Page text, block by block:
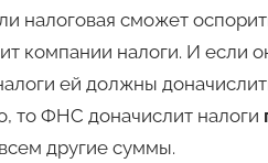
налоговая сможет
компании налоги. И если
ей должны
то ФНС доначислит налоги
другие суммы.